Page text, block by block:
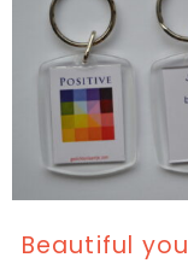
Beautiful you